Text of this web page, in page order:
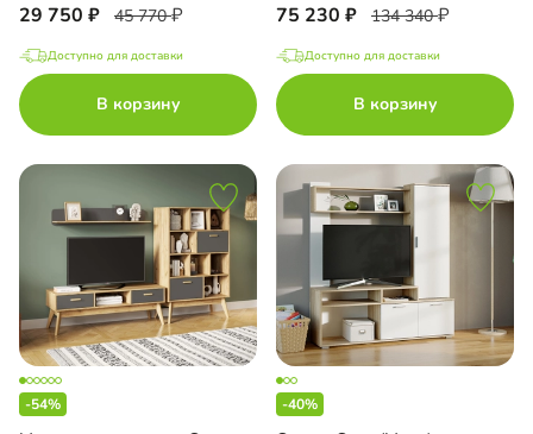
29 750 45 770
Доступно для доставки
В корзину
75 230 134 340
Доступно для доставки
В корзину
-54% -40%